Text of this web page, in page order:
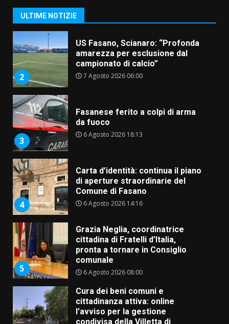
ULTIME NOTIZIE
2
3
Fasanese ferito a colpi di arma
da fuoco
6 Agosto 2026 18:13
4
Carta d’identità: continua il piano
di aperture straordinarie del
Comune di Fasano
6 Agosto 2026 14:16
5
Grazia Neglia, coordinatrice
cittadina di Fratelli d’Italia,
pronta a tornare in Consiglio
comunale
6 Agosto 2026 08:00
6
Cura dei beni comuni e
cittadinanza attiva: online
l’avviso per la gestione
condivisa della Villetta di
Laureto
La magia del Minareto e la prima
assoluta de “L’Albergo
Belvedere. Il rapimento”